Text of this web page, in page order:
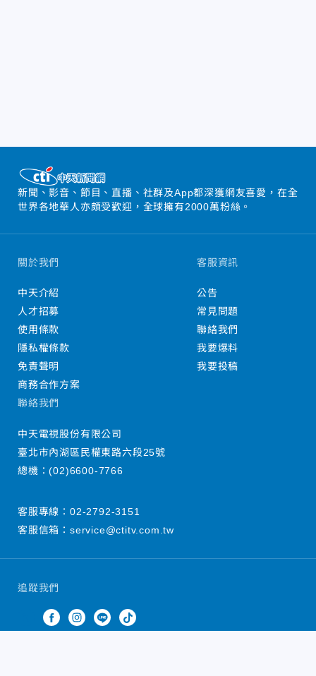
新聞、影音、節目、直播、社群及App都深獲網友喜愛，在全
世界各地華人亦頗受歡迎，全球擁有2000萬粉絲。
追蹤我們
關於我們
中天介紹
人才招募
使用條款
隱私權條款
免責聲明
商務合作方案
客服資訊
公告
常見問題
聯絡我們
我要爆料
我要投稿
聯絡我們
中天電視股份有限公司
臺北市內湖區民權東路六段25號
總機：(02)6600-7766
客服專線： 02-2792-3151
客服信箱： service@ctitv.com.tw